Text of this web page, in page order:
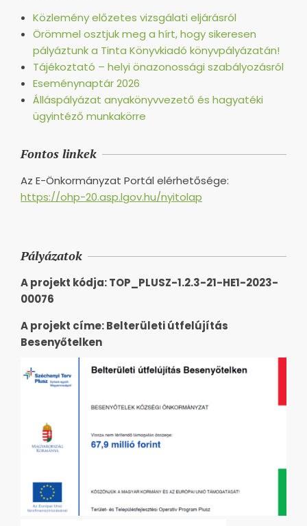
Közlemény előzetes vizsgálati eljárásról
Örömmel osztjuk meg a hírt, hogy sikeresen
pályáztunk a Tinta Könyvkiadó könyvpályázatán!
Tájékoztató – helyi önazonossági szabályozásról
Eseménynaptár 2026
Álláspályázat anyakönyvvezető és hagyatéki
ügyintéző munkakörre
Fontos linkek
Az E-Önkormányzat Portál elérhetősége:
https://ohp-20.asp.lgov.hu/nyitolap
Pályázatok
A projekt kódja: TOP_PLUSZ-1.2.3-21-HE1-2023-
00076
A projekt címe: Belterületi útfelújítás
Besenyőtelken